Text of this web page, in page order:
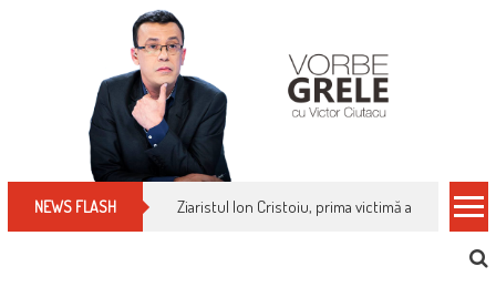
NEWS FLASH Ziaristul Ion Cristoiu, prima victimă a noi